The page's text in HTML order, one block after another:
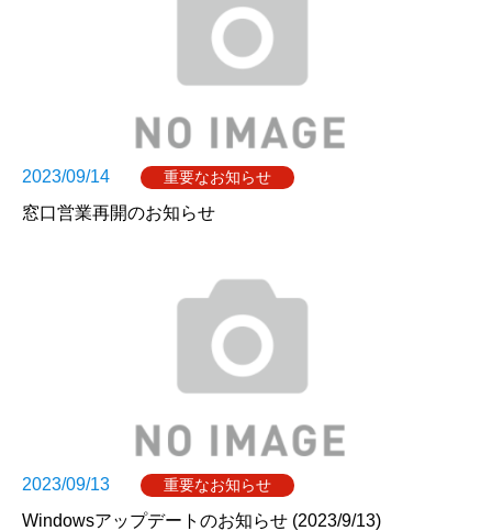
2023/09/14 重要なお知らせ
窓口営業再開のお知らせ
2023/09/13 重要なお知らせ
Windowsアップデートのお知らせ (2023/9/13)